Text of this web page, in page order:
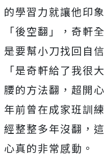
的學習力就讓他印
「後空翻」
，奇軒
是要幫小刀找回自信
「是奇軒給了我很
腰的方法翻，超開
年前曾在成家班訓
經整整多年沒翻，
心真的非常感動。